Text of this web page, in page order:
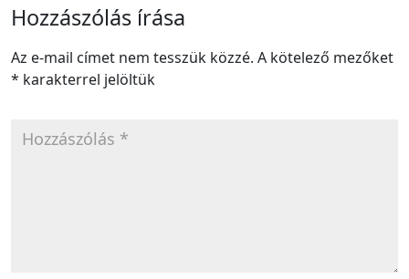
Hozzászólás írása
Az e-mail címet nem tesszük közzé. A kötelező mezőket
* karakterrel jelöltük